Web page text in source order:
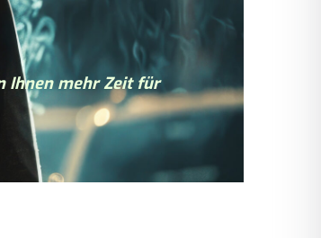
Ihnen mehr Zeit für